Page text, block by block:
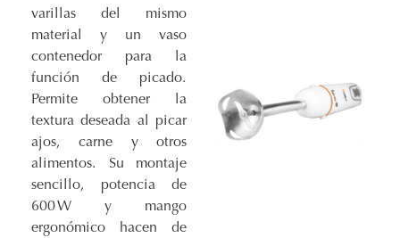
varillas del mismo
material y un vaso
contenedor para la
función de picado.
Permite obtener la
textura deseada al picar
ajos, carne y otros
alimentos. Su montaje
sencillo, potencia de
600 W y mango
ergonómico hacen de